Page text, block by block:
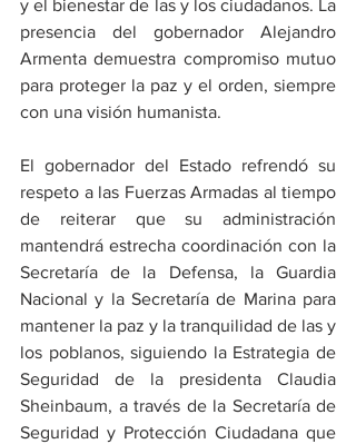
y el bienestar de las y los ciudadanos. La
presencia del gobernador Alejandro
Armenta demuestra compromiso mutuo
para proteger la paz y el orden, siempre
con una visión humanista.
El gobernador del Estado refrendó su
respeto a las Fuerzas Armadas al tiempo
de reiterar que su administración
mantendrá estrecha coordinación con la
Secretaría de la Defensa, la Guardia
Nacional y la Secretaría de Marina para
mantener la paz y la tranquilidad de las y
los poblanos, siguiendo la Estrategia de
Seguridad de la presidenta Claudia
Sheinbaum, a través de la Secretaría de
Seguridad y Protección Ciudadana que